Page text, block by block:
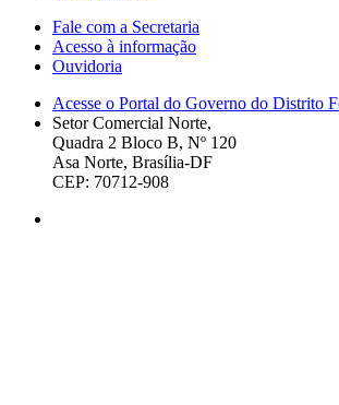
Fale com a Secretaria
Acesso à informação
Ouvidoria
Acesse o Portal do Governo do Distrito
Setor Comercial Norte,
Quadra 2 Bloco B, Nº 120
Asa Norte, Brasília-DF
CEP: 70712-908